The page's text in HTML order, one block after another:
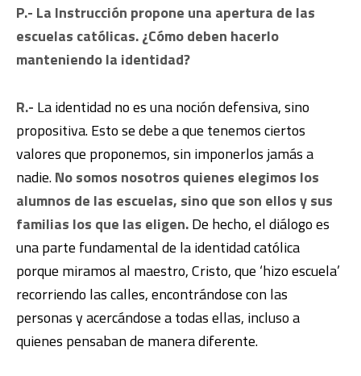
P.- La Instrucción propone una apertura de las
escuelas católicas. ¿Cómo deben hacerlo
manteniendo la identidad?
R.- La identidad no es una noción defensiva, sino
propositiva. Esto se debe a que tenemos ciertos
valores que proponemos, sin imponerlos jamás a
nadie.No somos nosotros quienes elegimos los
alumnos de las escuelas, sino que son ellos y sus
familias los que las eligen.De hecho, el diálogo es
una parte fundamental de la identidad católica
porque miramos al maestro, Cristo, que ‘hizo escuela’
recorriendo las calles, encontrándose con las
personas y acercándose a todas ellas, incluso a
quienes pensaban de manera diferente.